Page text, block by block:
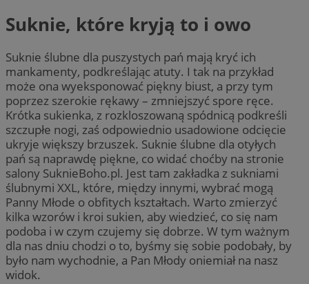
Suknie, które kryją to i owo
Suknie ślubne dla puszystych pań mają kryć ich
mankamenty, podkreślając atuty. I tak na przykład
może ona wyeksponować piękny biust, a przy tym
poprzez szerokie rękawy – zmniejszyć spore ręce.
Krótka sukienka, z rozkloszowaną spódnicą podkreśli
szczupłe nogi, zaś odpowiednio usadowione odcięcie
ukryje większy brzuszek. Suknie ślubne dla otyłych
pań są naprawdę piękne, co widać choćby na stronie
salony SuknieBoho.pl. Jest tam zakładka z sukniami
ślubnymi XXL, które, między innymi, wybrać mogą
Panny Młode o obfitych kształtach. Warto zmierzyć
kilka wzorów i kroi sukien, aby wiedzieć, co się nam
podoba i w czym czujemy się dobrze. W tym ważnym
dla nas dniu chodzi o to, byśmy się sobie podobały, by
było nam wychodnie, a Pan Młody oniemiał na nasz
widok.